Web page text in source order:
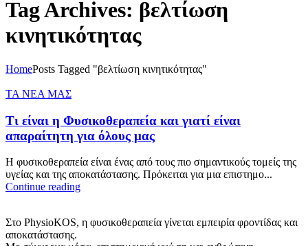
Tag Archives: βελτίωση
κινητικότητας
HomePosts Tagged "βελτίωση κινητικότητας"
ΤΑ ΝΕΑ ΜΑΣ
Τι είναι η Φυσικοθεραπεία και γιατί είναι
απαραίτητη για όλους μας
Η φυσικοθεραπεία είναι ένας από τους πιο σημαντικούς τομείς της
υγείας και της αποκατάστασης. Πρόκειται για μια επιστημο...
Continue reading
Στο PhysioKOS, η φυσικοθεραπεία γίνεται εμπειρία φροντίδας και
αποκατάστασης.